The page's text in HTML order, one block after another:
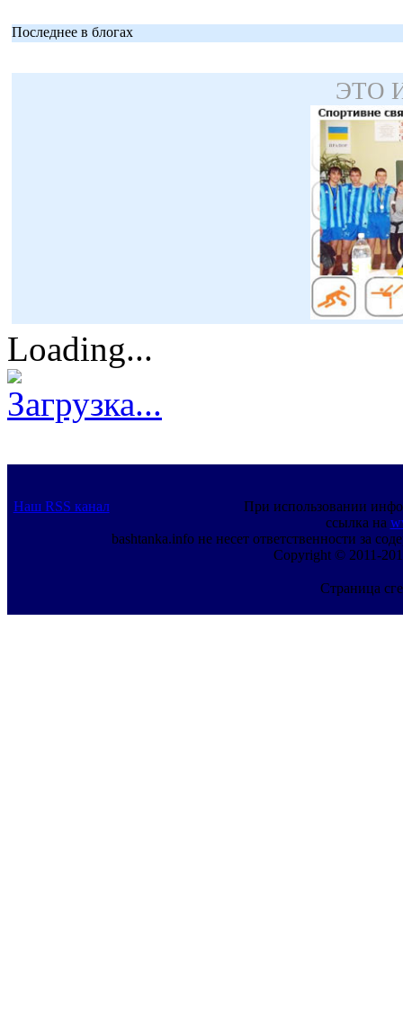
Последнее в блогах
ЭТО
Loading...
Загрузка...
Наш RSS канал
При использовании
ссылка на
bashtanka.info не несет ответственности за
Copyright © 2011-
Страница